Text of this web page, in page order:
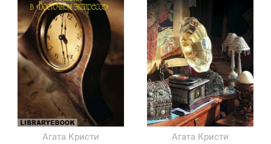
Агата Кристи
Агата Кристи